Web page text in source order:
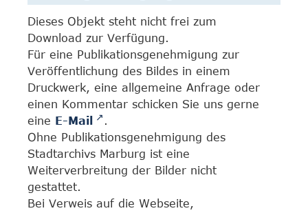
Dieses Objekt steht nicht frei zum
Download zur Verfügung.
Für eine Publikationsgenehmigung zur
Veröffentlichung des Bildes in einem
Druckwerk, eine allgemeine Anfrage oder
einen Kommentar schicken Sie uns gerne
eine E-Mail
.
Ohne Publikationsgenehmigung des
Stadtarchivs Marburg ist eine
Weiterverbreitung der Bilder nicht
gestattet.
Bei Verweis auf die Webseite,